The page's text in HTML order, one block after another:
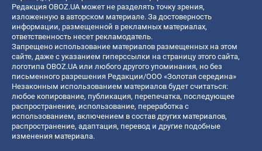
Редакция OBOZ.UA может не разделять точку зрения,
изложенную в авторском материале. За достоверность
информации, размещенной в рекламных материалах,
ответственность несет рекламодатель.
Запрещено использование материалов размещенных на этом
сайте, даже с указанием гиперссылки на страницу этого сайта,
логотипа OBOZ.UA или любого другого упоминания, но без
письменного разрешения Редакции/ООО «Золотая середина»
Незаконным использованием материалов будет считаться:
любое копирование, публикация, перепечатка, последующее
распространение, использование, переработка с
использованием, включением в состав других материалов,
распространение, адаптация, перевод и другие подобные
изменения материала.